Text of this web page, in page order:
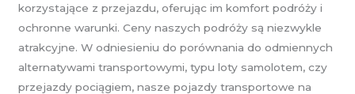
korzystające z przejazdu, oferując im komfort podróży i
ochronne warunki. Ceny naszych podróży są niezwykle
atrakcyjne. W odniesieniu do porównania do odmiennych
alternatywami transportowymi, typu loty samolotem, czy
przejazdy pociągiem, nasze pojazdy transportowe na